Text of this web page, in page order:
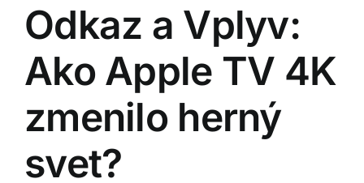
Odkaz a Vplyv:
Ako Apple TV 4K
zmenilo herný
svet?